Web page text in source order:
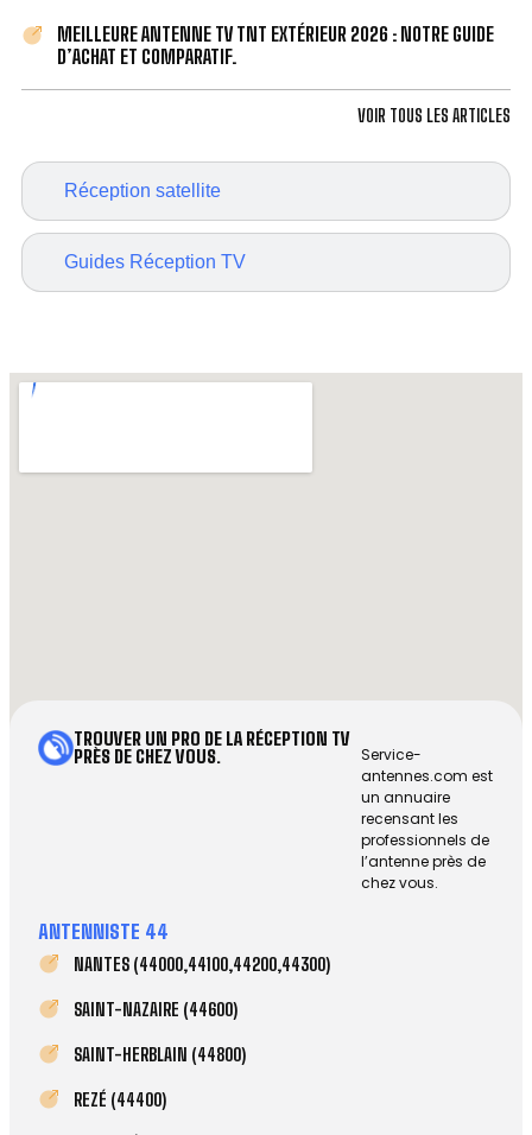
Réception satellite
Guides Réception TV
MEILLEURE ANTENNE TV TNT EXTÉRIEUR 2026 : NOTRE GUIDE
D’ACHAT ET COMPARATIF.
VOIR TOUS LES ARTICLES
TROUVER UN PRO DE LA RÉCEPTION TV
PRÈS DE CHEZ VOUS.
Service-
antennes.com est
un annuaire
recensant les
professionnels de
l’antenne près de
chez vous.
ANTENNISTE 44
NANTES (44000,44100,44200,44300)
SAINT-NAZAIRE (44600)
SAINT-HERBLAIN (44800)
REZÉ (44400)